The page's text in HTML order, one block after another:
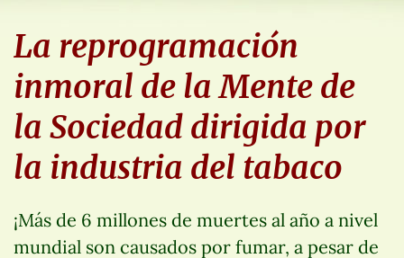
La reprogramación
inmoral de la Mente de
la Sociedad dirigida por
la industria del tabaco
¡Más de 6 millones de muertes al año a nivel
mundial son causados por fumar, a pesar de